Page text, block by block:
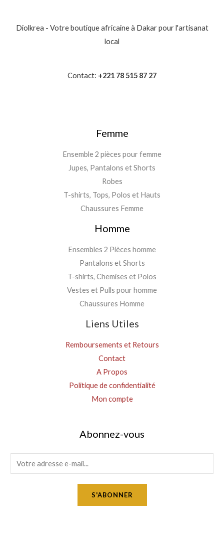
Diolkrea - Votre boutique africaine à Dakar pour l'artisanat
local
Contact: +221 78 515 87 27
Femme
Ensemble 2 pièces pour femme
Jupes, Pantalons et Shorts
Robes
T-shirts, Tops, Polos et Hauts
Chaussures Femme
Homme
Ensembles 2 Pièces homme
Pantalons et Shorts
T-shirts, Chemises et Polos
Vestes et Pulls pour homme
Chaussures Homme
Liens Utiles
Remboursements et Retours
Contact
A Propos
Politique de confidentialité
Mon compte
Abonnez-vous
m
S'ABONNER